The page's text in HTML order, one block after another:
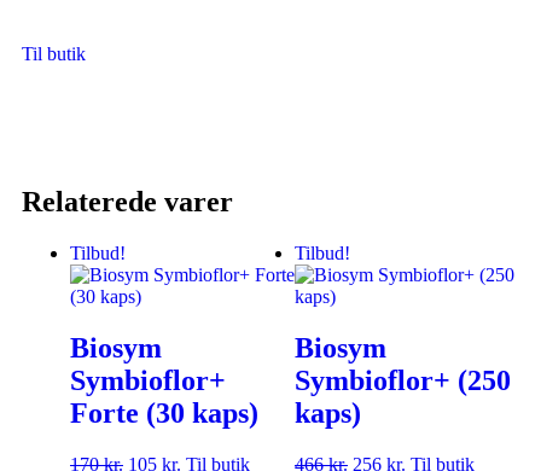
Til butik
Relaterede varer
Tilbud!
Biosym
Symbioflor+
Forte (30 kaps)
170kr. 105 kr. Til butik
Tilbud!
Biosym
Symbioflor+ (250
kaps)
466kr. 256 kr. Til butik